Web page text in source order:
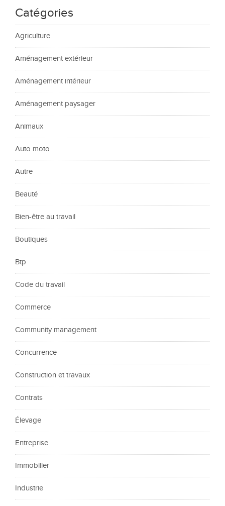
Catégories
Agriculture
Aménagement extérieur
Aménagement intérieur
Aménagement paysager
Animaux
Auto moto
Autre
Beauté
Bien-être au travail
Boutiques
Btp
Code du travail
Commerce
Community management
Concurrence
Construction et travaux
Contrats
Élevage
Entreprise
Immobilier
Industrie